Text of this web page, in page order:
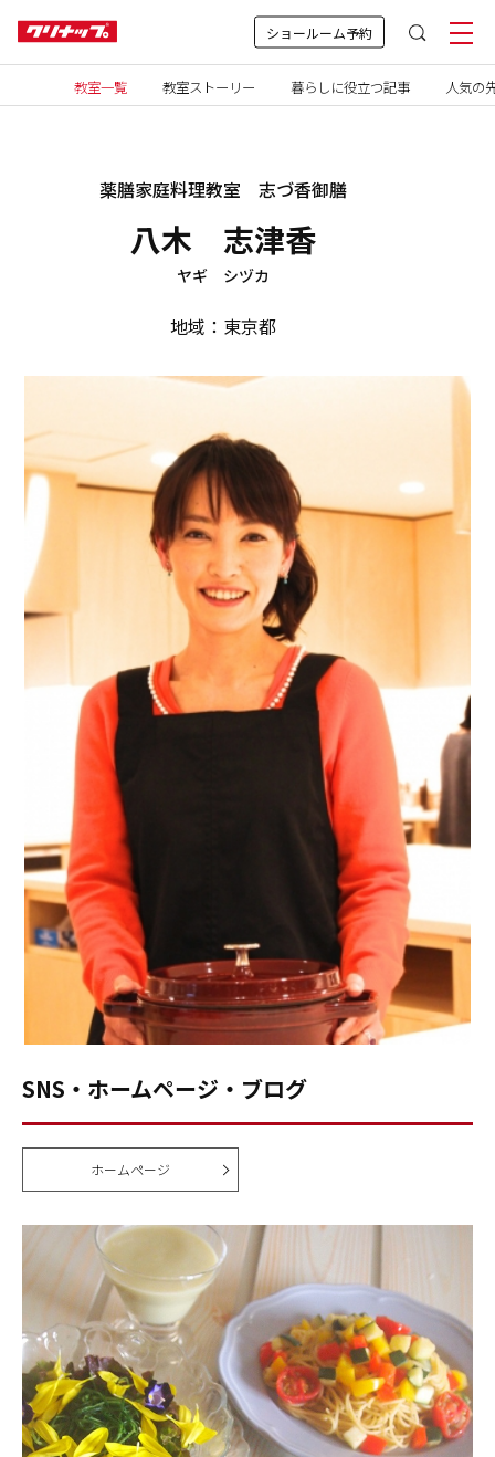
ショールーム予約
教室一覧 教室ストーリー 暮らしに役立つ記事 人気の
薬膳家庭料理教室 志づ香御膳
八木 志津香
ヤギ シヅカ
地域：東京都
SNS・ホームページ・ブログ
ホームページ